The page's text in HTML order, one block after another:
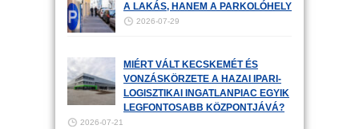
A LAKÁS, HANEM A PARKOLÓHELY
2026-07-29
MIÉRT VÁLT KECSKEMÉT ÉS
VONZÁSKÖRZETE A HAZAI IPARI-
LOGISZTIKAI INGATLANPIAC EGYIK
LEGFONTOSABB KÖZPONTJÁVÁ?
2026-07-21